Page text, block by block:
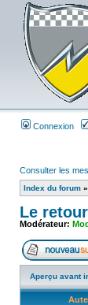
Connexion
Consulter les
Index du forum »
Le retour
Modérateur:
Aperçu avant